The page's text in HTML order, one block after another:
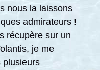
nous la laissons
admirateurs !
récupère sur un
je me
plusieurs